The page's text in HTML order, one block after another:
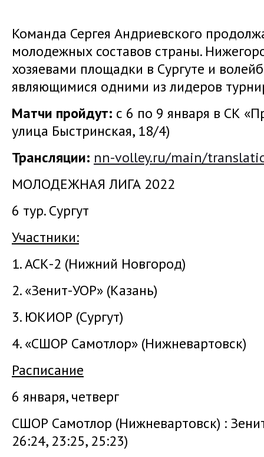
Команда Сергея Андриевского
молодежных составов страны.
хозяевами площадки в Сургуте и
являющимися одними из лидеров
Матчи пройдут: с 6 по 9 января в СК
улица Быстринская, 18/4)
Трансляции: nn-volley.ru/main/
МОЛОДЕЖНАЯ ЛИГА 2022
6 тур. Сургут
Участники:
1. АСК-2 (Нижний Новгород)
2. «Зенит-УОР» (Казань)
3. ЮКИОР (Сургут)
4. «СШОР Самотлор» (Нижневартовск)
Расписание
6 января, четверг
СШОР Самотлор (Нижневартовск) :
26:24, 23:25, 25:23)